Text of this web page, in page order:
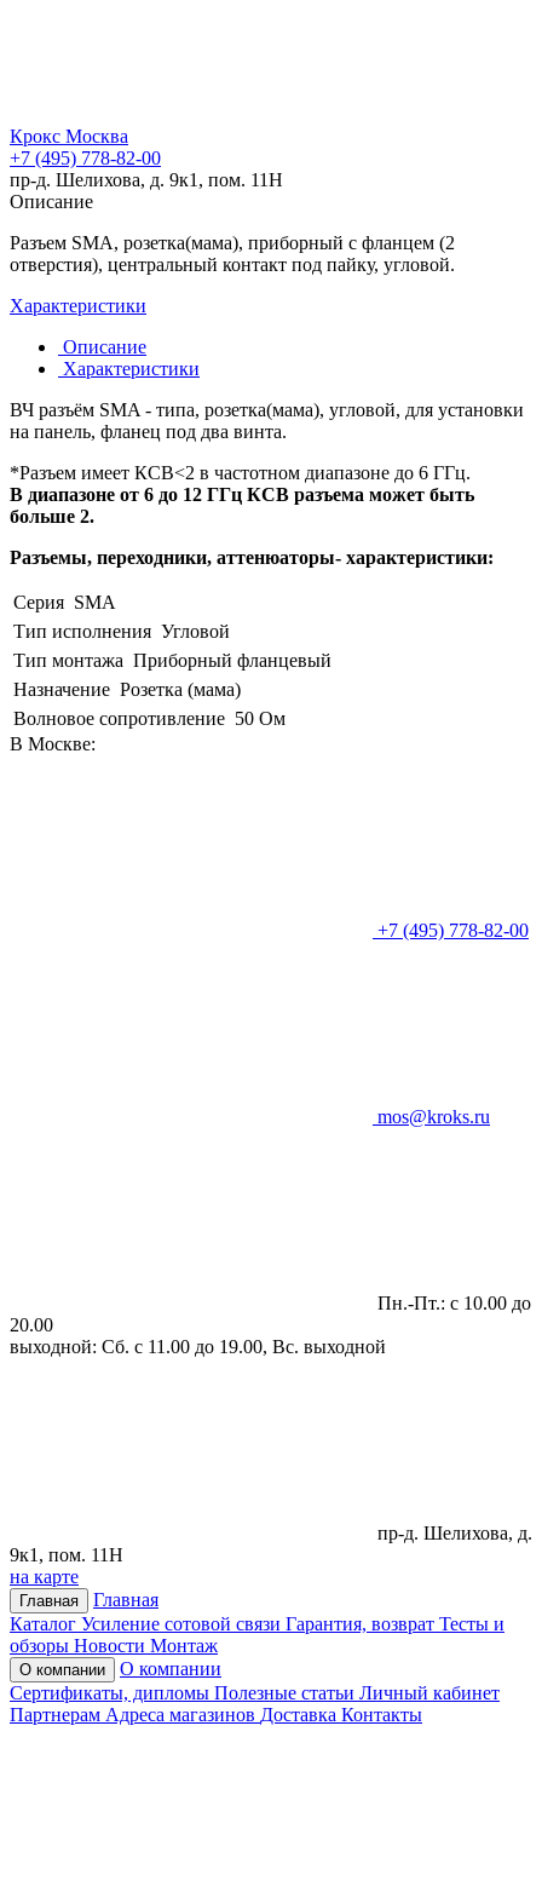
Крокс Москва
+7 (495) 778-82-00
пр-д. Шелихова, д. 9к1, пом. 11Н
Описание
Разъем SMA, розетка(мама), приборный с фланцем (2
отверстия), центральный контакт под пайку, угловой.
Характеристики
Описание
Характеристики
ВЧ разъём SMA - типа, розетка(мама), угловой, для установки
на панель, фланец под два винта.
*Разъем имеет КСВ<2 в частотном диапазоне до 6 ГГц.
В диапазоне от 6 до 12 ГГц КСВ разъема может быть
больше 2.
Разъемы, переходники, аттенюаторы- характеристики:
Серия SMA
Тип исполнения Угловой
Тип монтажа Приборный фланцевый
Назначение Розетка (мама)
Волновое сопротивление 50 Ом
В Москве:
+7 (495) 778-82-00
mos@kroks.ru
Пн.-Пт.: с 10.00 до
20.00
выходной: Сб. с 11.00 до 19.00, Вс. выходной
пр-д. Шелихова, д.
9к1, пом. 11Н
на карте
Главная
Главная
Каталог Усиление сотовой связи Гарантия, возврат Тесты и
обзоры Новости Монтаж
О компании
О компании
Сертификаты, дипломы Полезные статьи Личный кабинет
Партнерам Адреса магазинов Доставка Контакты